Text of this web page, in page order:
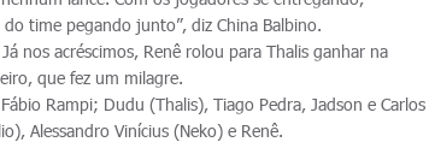
time pegando junto”, diz China Balbino.
nos acréscimos, Renê rolou para Thalis ganhar na
que fez um milagre.
Rampi; Dudu (Thalis), Tiago Pedra, Jadson e Carlos
Alessandro Vinícius (Neko) e Renê.